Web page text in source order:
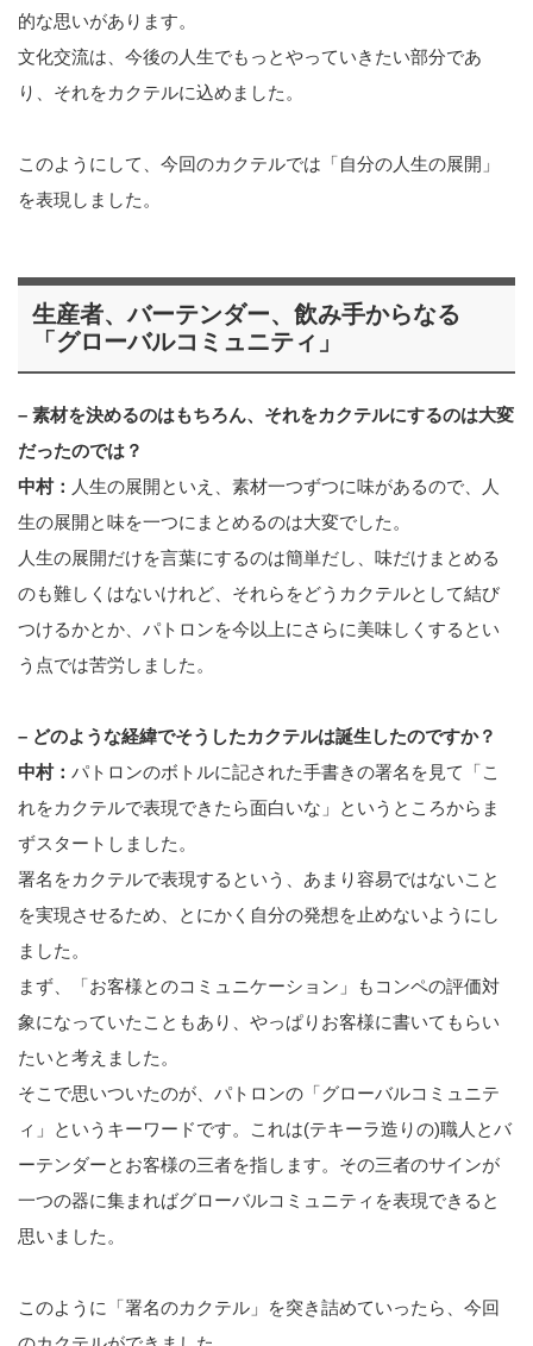
的な思いがあります。
文化交流は、今後の人生でもっとやっていきたい部分であ
り、それをカクテルに込めました。
このようにして、今回のカクテルでは「自分の人生の展開」
を表現しました。
生産者、バーテンダー、飲み手からなる
「グローバルコミュニティ」
– 素材を決めるのはもちろん、それをカクテルにするのは大変
だったのでは？
中村： 人生の展開といえ、素材一つずつに味があるので、人
生の展開と味を一つにまとめるのは大変でした。
人生の展開だけを言葉にするのは簡単だし、味だけまとめる
のも難しくはないけれど、それらをどうカクテルとして結び
つけるかとか、パトロンを今以上にさらに美味しくするとい
う点では苦労しました。
– どのような経緯でそうしたカクテルは誕生したのですか？
中村： パトロンのボトルに記された手書きの署名を見て「こ
れをカクテルで表現できたら面白いな」というところからま
ずスタートしました。
署名をカクテルで表現するという、あまり容易ではないこと
を実現させるため、とにかく自分の発想を止めないようにし
ました。
まず、「お客様とのコミュニケーション」もコンペの評価対
象になっていたこともあり、やっぱりお客様に書いてもらい
たいと考えました。
そこで思いついたのが、パトロンの「グローバルコミュニテ
ィ」というキーワードです。これは(テキーラ造りの)職人とバ
ーテンダーとお客様の三者を指します。その三者のサインが
一つの器に集まればグローバルコミュニティを表現できると
思いました。
このように「署名のカクテル」を突き詰めていったら、今回